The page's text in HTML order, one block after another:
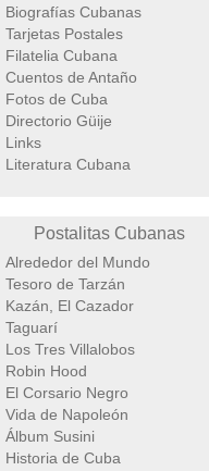
Biografías Cubanas
Tarjetas Postales
Filatelia Cubana
Cuentos de Antaño
Fotos de Cuba
Directorio Güije
Links
Literatura Cubana
Postalitas Cubanas
Alrededor del Mundo
Tesoro de Tarzán
Kazán, El Cazador
Taguarí
Los Tres Villalobos
Robin Hood
El Corsario Negro
Vida de Napoleón
Álbum Susini
Historia de Cuba